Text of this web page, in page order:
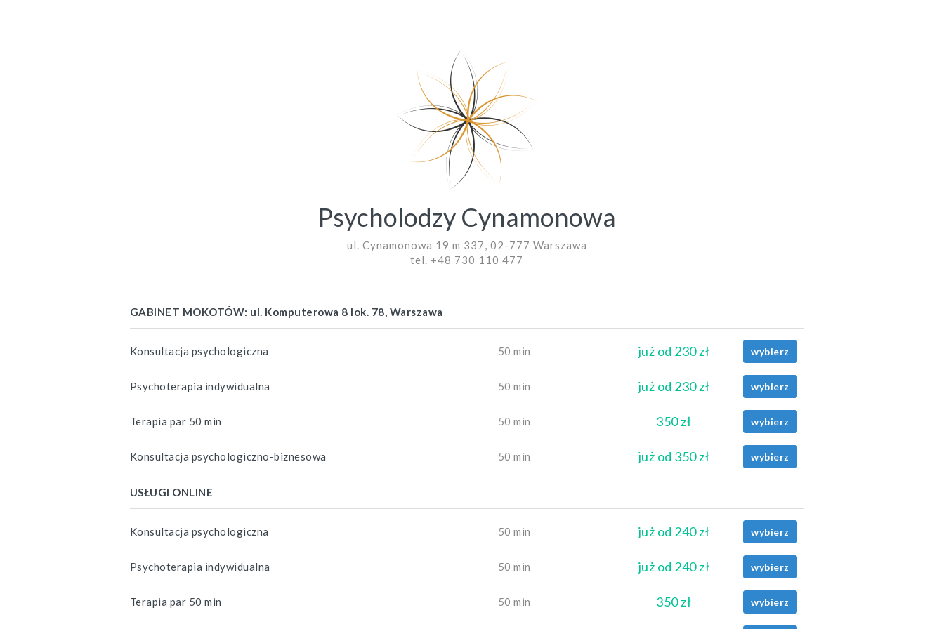
Psycholodzy Cynamonowa
ul. Cynamonowa 19 m 337, 02-777 Warszawa
tel. +48 730 110 477
GABINET MOKOTÓW: ul. Komputerowa 8 lok. 78, Warszawa
Konsultacja psychologiczna 50 min już od 230 zł wybierz
Psychoterapia indywidualna 50 min już od 230 zł wybierz
Terapia par 50 min 50 min 350 zł wybierz
Konsultacja psychologiczno-biznesowa 50 min już od 350 zł wybierz
USŁUGI ONLINE
Konsultacja psychologiczna 50 min już od 240 zł wybierz
Psychoterapia indywidualna 50 min już od 240 zł wybierz
Terapia par 50 min 50 min 350 zł wybierz